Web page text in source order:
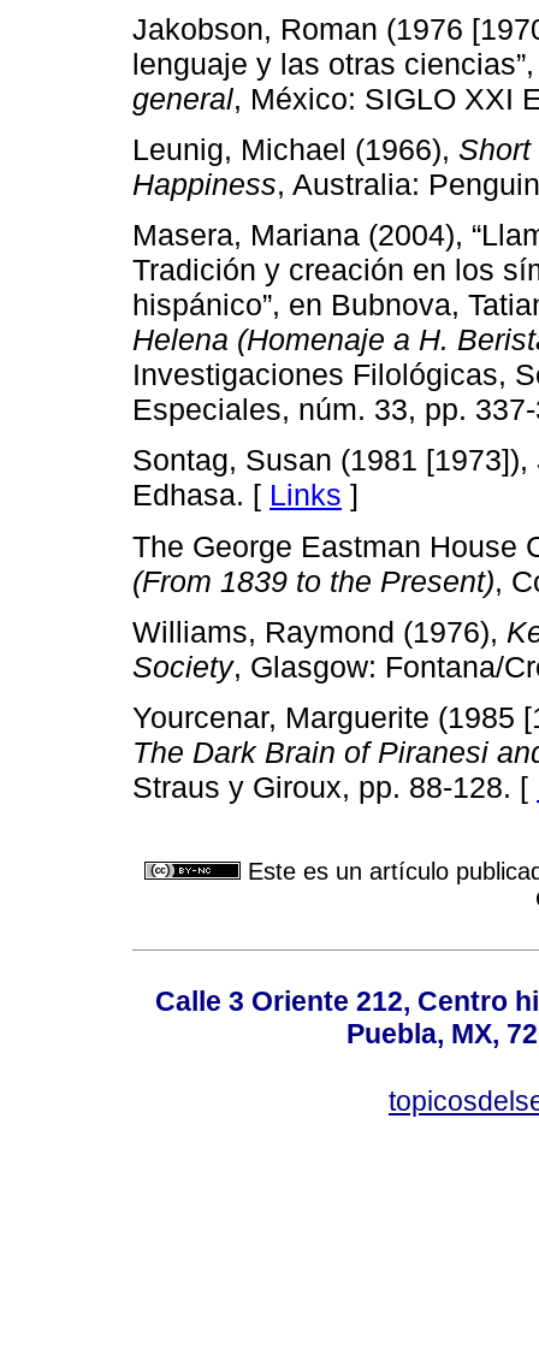
Jakobson, Roman (1976
lenguaje y las otras
general, México: SIGLO XXI
Leunig, Michael (1966), Short
Happiness, Australia:
Masera, Mariana (2004),
Tradición y creación en los
hispánico”, en Bubnova,
Helena (Homenaje a H.
Investigaciones Filológicas,
Especiales, núm. 33, pp.
Sontag, Susan (1981 [1973]),
Edhasa. [ Links ]
The George Eastman House
(From 1839 to the Present),
Williams, Raymond (1976),
Society, Glasgow: Fontana/
Yourcenar, Marguerite (1985
The Dark Brain of Piranesi
Straus y Giroux, pp. 88-128. [
Este es un artículo
Calle 3 Oriente 212, Centro
Puebla, MX,